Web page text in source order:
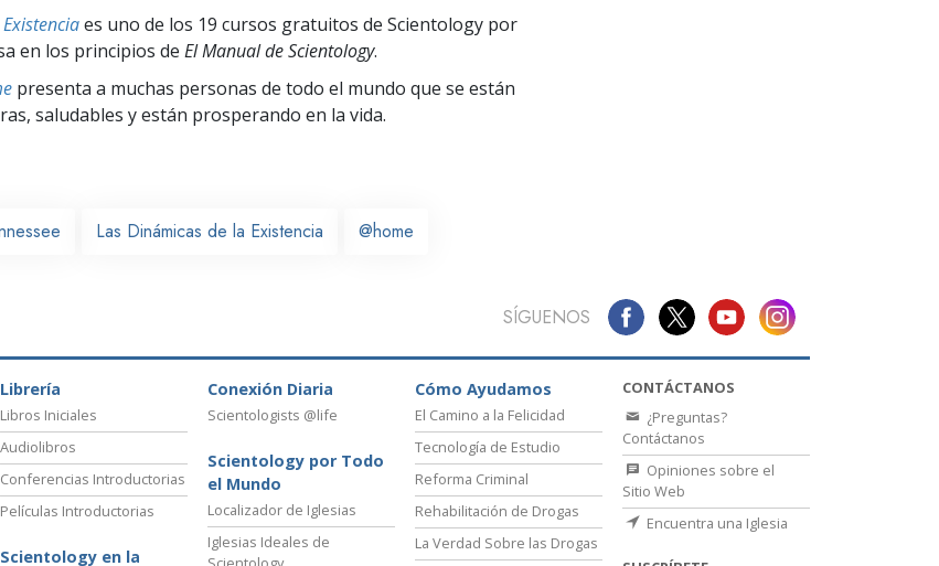
es uno de los 19 cursos gratuitos de Scientology por
en los principios de El Manual de Scientology.
presenta a muchas personas de todo el mundo que se están
saludables y están prosperando en la vida.
Las Dinámicas de la Existencia @home
SÍGUENOS
Librería
Libros Iniciales
Audiolibros
Conferencias Introductorias
Películas Introductorias
Scientology en la
Conexión Diaria
Scientologists @life
Scientology por Todo
el Mundo
Localizador de Iglesias
Iglesias Ideales de
Cómo Ayudamos
El Camino a la Felicidad
Tecnología de Estudio
Reforma Criminal
Rehabilitación de Drogas
La Verdad Sobre las Drogas
CONTÁCTANOS
¿Preguntas?
Contáctanos
Opiniones sobre el
Sitio Web
Encuentra una Iglesia